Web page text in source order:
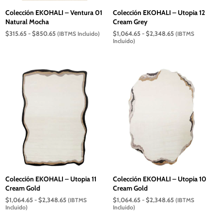
Colección EKOHALI – Ventura 01
Natural Mocha
$315.65 - $850.65Rango
hasta
$850.65
(IBTMS Incluido)
Colección EKOHALI – Utopia 12
Cream Grey
$1,064.65 - $2,348.65Rango
$2,348.65
(IBTMS
Incluido)
Colección EKOHALI – Utopia 11
Cream Gold
$1,064.65 - $2,348.65Rango
(IBTMS
Incluido)
Colección EKOHALI – Utopia 10
Cream Gold
$1,064.65 - $2,348.65Rango
(IBTMS
Incluido)